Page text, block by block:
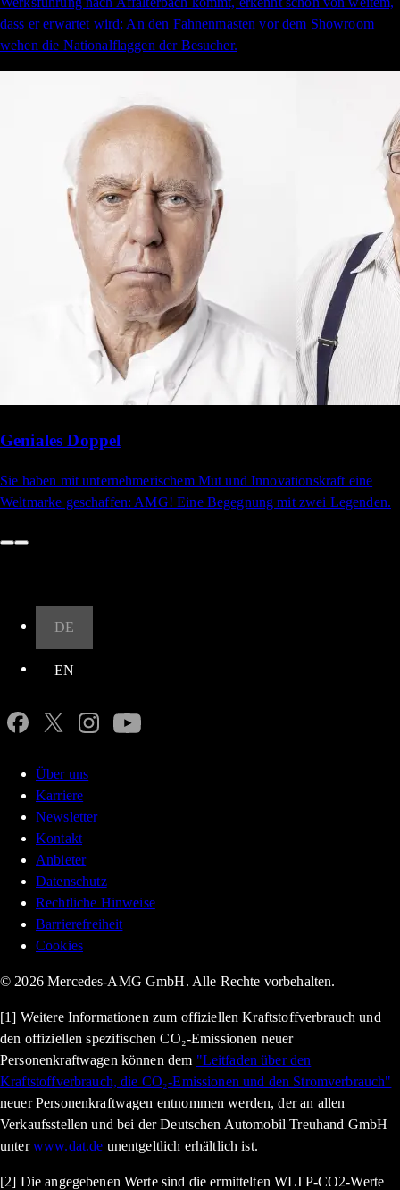
dass er erwartet wird: An den Fahnenmasten vor dem Showroom
wehen die Nationalflaggen der Besucher.
Geniales Doppel
Sie haben mit unternehmerischem Mut und Innovationskraft eine
Weltmarke geschaffen: AMG! Eine Begegnung mit zwei Legenden.
DE
EN
Über uns
Karriere
Newsletter
Kontakt
Anbieter
Datenschutz
Rechtliche Hinweise
Barrierefreiheit
Cookies
© 2026 Mercedes-AMG GmbH. Alle Rechte vorbehalten.
[1] Weitere Informationen zum offiziellen Kraftstoffverbrauch und
den offiziellen spezifischen CO₂-Emissionen neuer
Personenkraftwagen können dem "Leitfaden über den
Kraftstoffverbrauch, die CO₂-Emissionen und den Stromverbrauch"
neuer Personenkraftwagen entnommen werden, der an allen
Verkaufsstellen und bei der Deutschen Automobil Treuhand GmbH
unterwww.dat.de unentgeltlich erhältlich ist.
[2] Die angegebenen Werte sind die ermittelten WLTP-CO2-Werte